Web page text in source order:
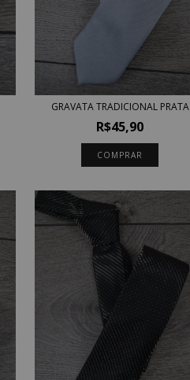
GRAVATA TRADICIONAL PRATA
R$45,90